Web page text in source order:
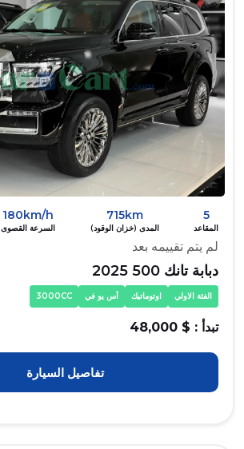
5
المقاعد
715km
المدى (خزان الوقود)
180km/h
السرعة القصوى
لم يتم تقييمه بعد
دبابة تانك 500 2025
الفئة الاولي اوتوماتيك أس يو في 3000CC
تبدأ : $ 48,000
تفاصيل السيارة